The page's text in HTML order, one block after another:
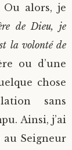
Ou alors, je
de Dieu, je
la volonté de
ou d’une
chose
sans
Ainsi, j’ai
au Seigneur